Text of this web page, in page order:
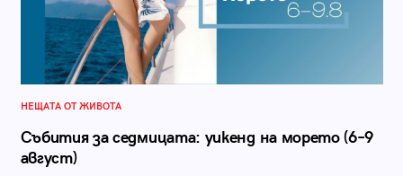
НЕЩАТА ОТ ЖИВОТА
Събития за седмицата: уикенд на морето (6–9
август)